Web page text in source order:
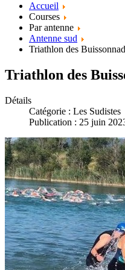
Accueil
Courses
Par antenne
Antenne sud
Triathlon des
Triathlon des
Détails
Catégorie : Les Sudistes
Publication : 25 juin